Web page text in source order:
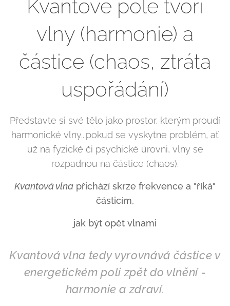
Kvantové pole tvoří
vlny (harmonie) a
částice (chaos, ztráta
uspořádání)
Představte si své tělo jako prostor, kterým proudí
harmonické vlny...pokud se vyskytne problém, ať
už na fyzické či psychické úrovni, vlny se
rozpadnou na částice (chaos).
Kvantová vlna přichází skrze frekvence a "říká"
částicím,
jak být opět vlnami
Kvantová vlna tedy vyrovnává částice v
energetickém poli zpět do vlnění -
harmonie a zdraví.